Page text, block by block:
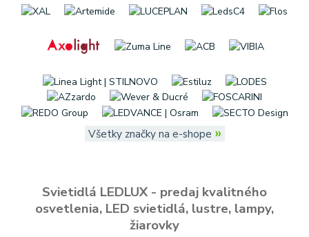
Všetky značky na e-shope »
Svietidlá LEDLUX - predaj kvalitného
osvetlenia, LED svietidlá, lustre, lampy,
žiarovky